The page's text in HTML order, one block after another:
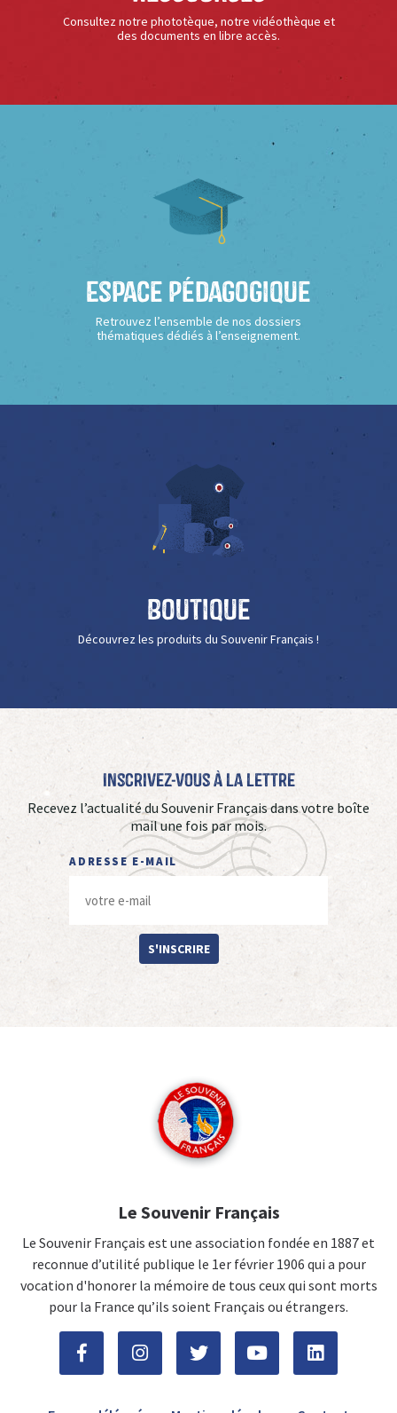
Consultez notre phototèque, notre vidéothèque et
des documents en libre accès.
Espace Pédagogique
Retrouvez l’ensemble de nos dossiers
thématiques dédiés à l’enseignement.
Boutique
Découvrez les produits du Souvenir Français !
Inscrivez-vous à La Lettre
Recevez l’actualité du Souvenir Français dans votre boîte
mail une fois par mois.
ADRESSE E-MAIL
S'INSCRIRE
Le Souvenir Français
Le Souvenir Français est une association fondée en 1887 et
reconnue d’utilité publique le 1er février 1906 qui a pour
vocation d'honorer la mémoire de tous ceux qui sont morts
pour la France qu’ils soient Français ou étrangers.